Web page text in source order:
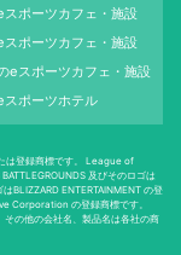
スポーツカフェ・施設
スポーツカフェ・施設
eスポーツカフェ・施設
スポーツホテル
は登録商標です。 League of
及びそのロゴは
BLIZZARD ENTERTAINMENT の登
Corporation の登録商標です。
の他の会社名、製品名は各社の商